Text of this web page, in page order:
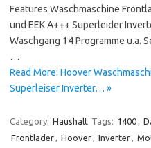
Features Waschmaschine
und EEK A+++ Superleider
Waschgang 14 Programme u.a.
…
Read More: Hoover
Superleiser Inverter… »
Category: Haushalt Tags: 1400,
Frontlader, Hoover, Inverter,